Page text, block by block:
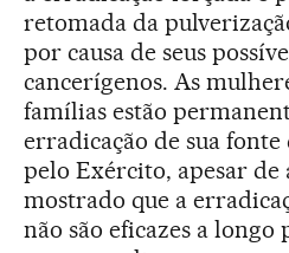
retomada da
por causa de seus
cancerígenos. As
famílias estão
erradicação de sua fonte
pelo Exército, apesar de
mostrado que a
não são eficazes a longo